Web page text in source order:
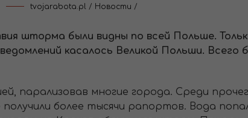
tvojarabota.pl / Новости /
шторма были видны по всей Польше.
касалось Великой Польши. Всего
парализовав многие города. Среди
более тысячи рапортов. Вода